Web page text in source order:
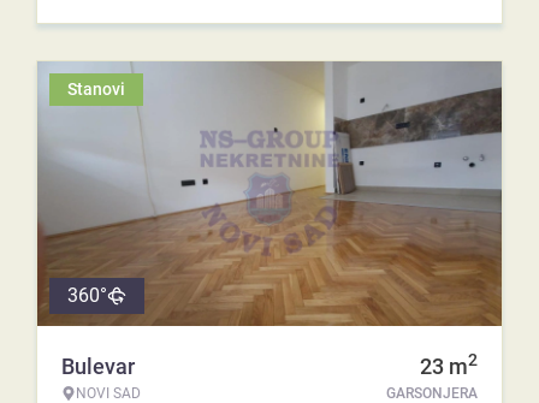
Stanovi
360°
Bulevar
NOVI SAD
23 m2
GARSONJERA